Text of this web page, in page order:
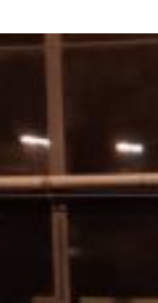
prise en charge :
:
prise de rendez-